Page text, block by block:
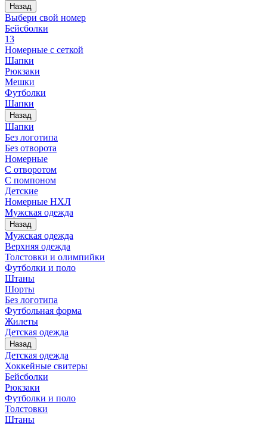
Назад
Выбери свой номер
Бейсболки
13
Номерные с сеткой
Шапки
Рюкзаки
Мешки
Футболки
Шапки
Назад
Шапки
Без логотипа
Без отворота
Номерные
С отворотом
С помпоном
Детские
Номерные НХЛ
Мужская одежда
Назад
Мужская одежда
Верхняя одежда
Толстовки и олимпийки
Футболки и поло
Штаны
Шорты
Без логотипа
Футбольная форма
Жилеты
Детская одежда
Назад
Детская одежда
Хоккейные свитеры
Бейсболки
Рюкзаки
Футболки и поло
Толстовки
Штаны